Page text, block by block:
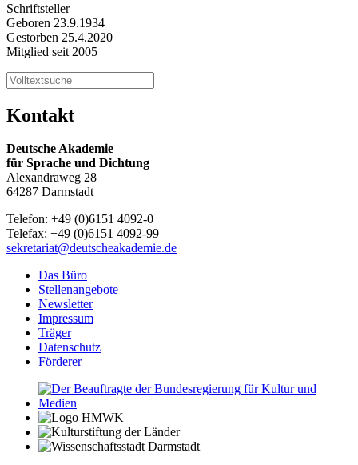
Schriftsteller
Geboren 23.9.1934
Gestorben 25.4.2020
Mitglied seit 2005
Kontakt
Deutsche Akademie
für Sprache und Dichtung
Alexandraweg 28
64287 Darmstadt
Telefon: +49 (0)6151 4092-0
Telefax: +49 (0)6151 4092-99
sekretariat@deutscheakademie.de
Das Büro
Stellenangebote
Newsletter
Impressum
Träger
Datenschutz
Förderer